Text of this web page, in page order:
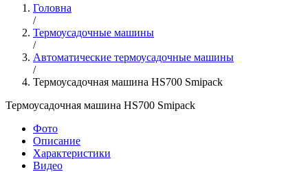
Головна
/
Термоусадочные машины
/
Автоматические термоусадочные машины
/
Термоусадочная машина HS700 Smipack
Термоусадочная машина HS700 Smipack
Фото
Описание
Характеристики
Видео